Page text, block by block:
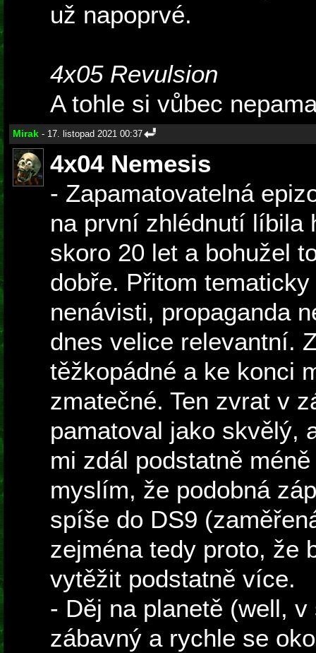
už napoprvé.
4x05 Revulsion
A tohle si vůbec
Mirak - 17. listopad 2021 00:37
4x04 Nemesis
- Zapamatovatelná
na první zhlédnutí líbila
skoro 20 let a bohužel
dobře. Přitom
nenávisti, propaganda
dnes velice relevantní.
těžkopádné a ke konci
zmatečné. Ten zvrat v
pamatoval jako skvělý,
mi zdál podstatně
myslím, že podobná
spíše do DS9
zejména tedy proto, že
vytěžit podstatně více.
- Děj na planetě (well,
zábavný a rychle se